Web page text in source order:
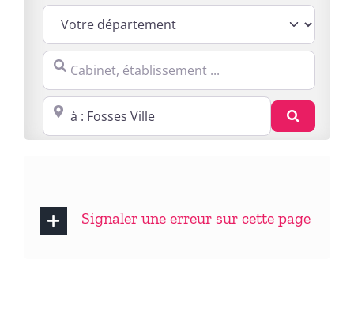
Cabinet, établissement ...
Proche de : ville, cp, lieu ...
Signaler une erreur sur cette page